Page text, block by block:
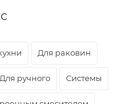
Для раковин
Для ручного Системы